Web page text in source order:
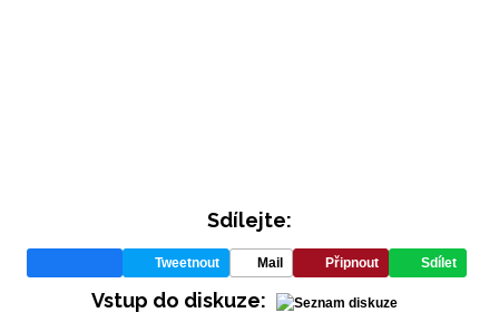
INFORMACE
REDAKCE
Sdílejte:
Tweetnout Mail Připnout Sdílet
Vstup do diskuze: